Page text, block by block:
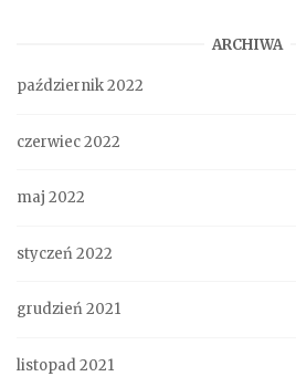
ARCHIWA
październik 2022
czerwiec 2022
maj 2022
styczeń 2022
grudzień 2021
listopad 2021